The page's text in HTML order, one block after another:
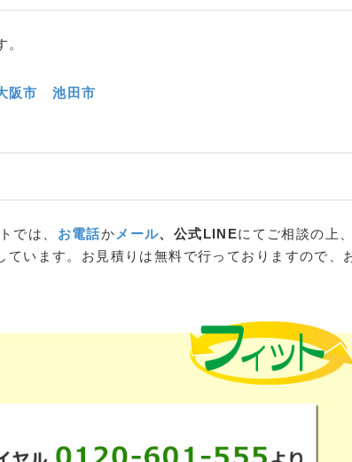
阪市
池田市
では、 お電話か メール、公式LINEにてご相談の上
います。お見積りは無料で行っておりますので、